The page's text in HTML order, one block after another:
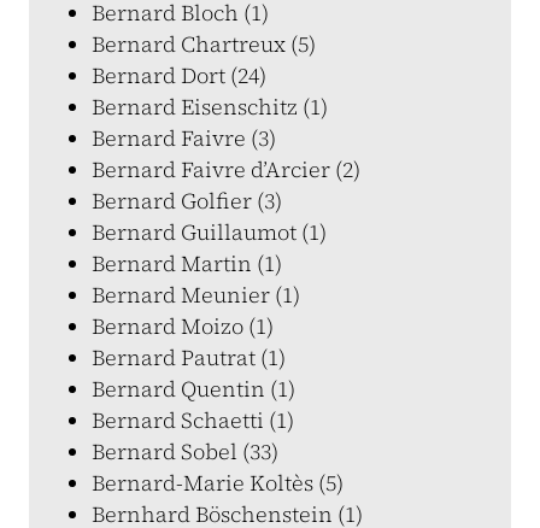
Bernard Bloch (1)
Bernard Chartreux (5)
Bernard Dort (24)
Bernard Eisenschitz (1)
Bernard Faivre (3)
Bernard Faivre d’Arcier (2)
Bernard Golfier (3)
Bernard Guillaumot (1)
Bernard Martin (1)
Bernard Meunier (1)
Bernard Moizo (1)
Bernard Pautrat (1)
Bernard Quentin (1)
Bernard Schaetti (1)
Bernard Sobel (33)
Bernard-Marie Koltès (5)
Bernhard Böschenstein (1)